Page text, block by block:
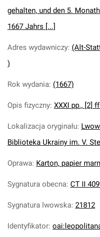
gehalten, und den 5.
1667 Jahrs [...]
Adres wydawniczy: (Alt-
)
Rok wydania: (1667)
Opis fizyczny: XXXI pp., [2]
Lokalizacja oryginału:
Biblioteka Ukrainy im. V.
Oprawa: Karton, papier
Sygnatura obecna: CT II
Sygnatura lwowska: 21812
Identyfikator: